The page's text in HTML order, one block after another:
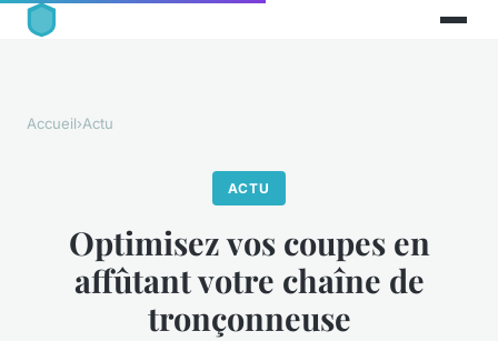
Accueil›Actu
ACTU
Optimisez vos coupes en
affûtant votre chaîne de
tronçonneuse